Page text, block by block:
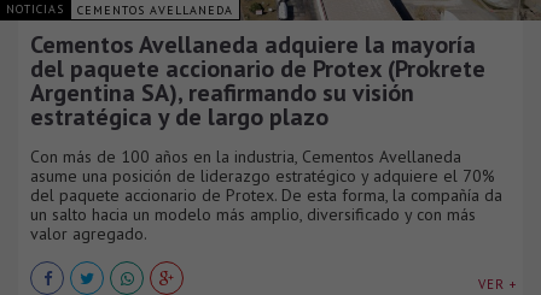
NOTICIAS CEMENTOS AVELLANEDA
Cementos Avellaneda adquiere la mayoría
del paquete accionario de Protex (Prokrete
Argentina SA), reafirmando su visión
estratégica y de largo plazo
Con más de 100 años en la industria, Cementos Avellaneda
asume una posición de liderazgo estratégico y adquiere el 70%
del paquete accionario de Protex. De esta forma, la compañía da
un salto hacia un modelo más amplio, diversificado y con más
valor agregado.
VER +